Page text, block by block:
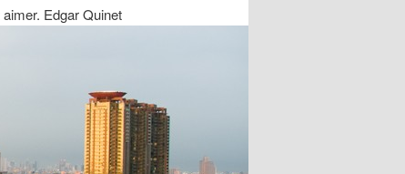
Edgar Quinet